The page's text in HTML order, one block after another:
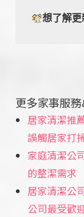
想了解更
更多家事服
居家清潔推
誤觸居家打
家庭清潔公
的整潔需求
居家清潔公
公司最受歡